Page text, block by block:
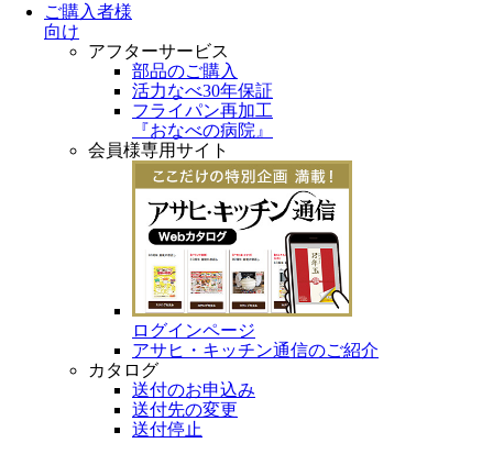
ご購入者様
向け
アフターサービス
部品のご購入
活力なべ30年保証
フライパン再加工
『おなべの病院』
会員様専用サイト
ログインページ
アサヒ・キッチン通信のご紹介
カタログ
送付のお申込み
送付先の変更
送付停止